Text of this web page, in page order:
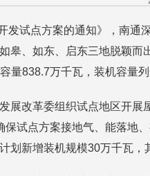
试点方案的通知》，南
皋、如东、启东三地脱颖
量838.7万千瓦，装机容量列
展改革委组织试点地区开
试点方案接地气、能落地
新增装机规模30万千瓦，